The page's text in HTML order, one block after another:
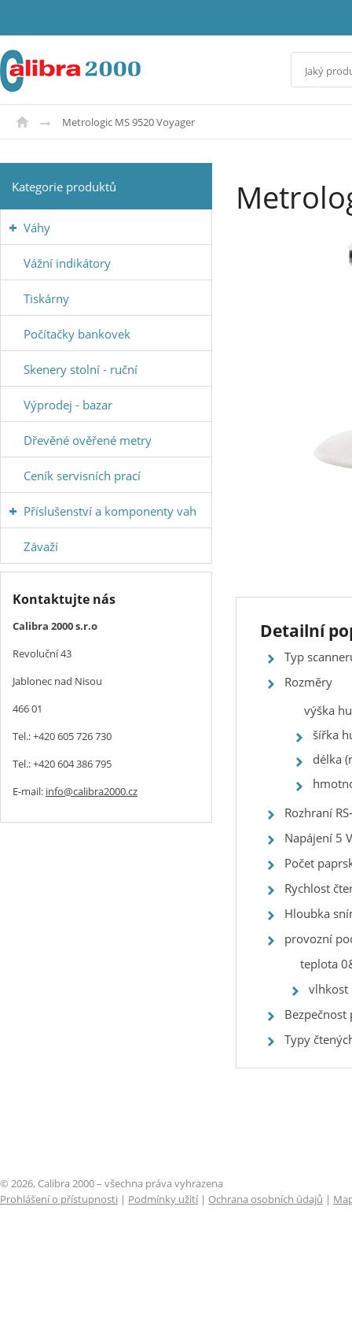
Metrologic MS 9520 Voyager
Detailní
Typ
Rozměry
výška
šířka
délka
Rozhraní
Napájení 5
Počet
Rychlost
Hloubka
provozní
teplota
vlhkost
Typy
Kategorie produktů
Váhy
Vážní indikátory
Tiskárny
Počítačky bankovek
Skenery stolní - ruční
Výprodej - bazar
Dřevěné ověřené metry
Ceník servisních prací
Příslušenství a komponenty vah
Závaží
Kontaktujte nás
Calibra 2000 s.r.o
Revoluční 43
Jablonec nad Nisou
466 01
Tel.: +420 605 726 730
Tel.: +420 604 386 795
E-mail: info@calibra2000.cz
© 2026, Calibra 2000 – všechna práva vyhrazena
Prohlášení o přístupnosti | Podmínky užití| Ochrana osobních údajů |